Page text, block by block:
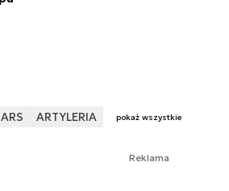
ARTYLERIA pokaż wszystkie
Reklama